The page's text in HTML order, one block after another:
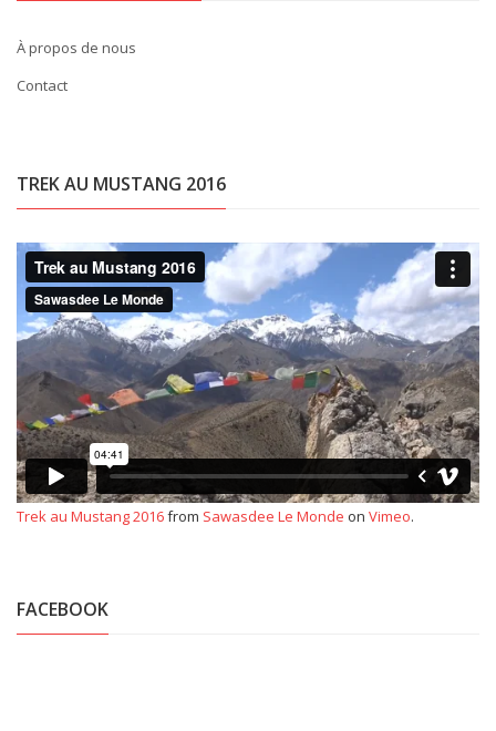
À propos de nous
Contact
TREK AU MUSTANG 2016
Trek au Mustang 2016from Sawasdee Le Monde on Vimeo.
FACEBOOK